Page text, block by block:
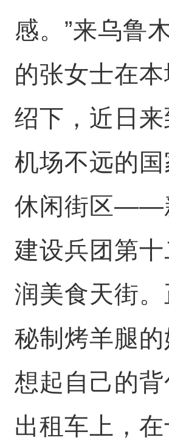
感。”来乌鲁
的张女士在
绍下，近日
机场不远的
休闲街区——
建设兵团第
润美食天街
秘制烤羊腿
想起自己的
出租车上，